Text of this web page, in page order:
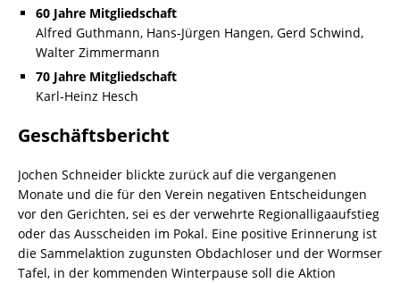
60 Jahre Mitgliedschaft
Alfred Guthmann, Hans-Jürgen Hangen, Gerd Schwind,
Walter Zimmermann
70 Jahre Mitgliedschaft
Karl-Heinz Hesch
Geschäftsbericht
Jochen Schneider blickte zurück auf die vergangenen
Monate und die für den Verein negativen Entscheidungen
vor den Gerichten, sei es der verwehrte Regionalligaaufstieg
oder das Ausscheiden im Pokal. Eine positive Erinnerung ist
die Sammelaktion zugunsten Obdachloser und der Wormser
Tafel, in der kommenden Winterpause soll die Aktion